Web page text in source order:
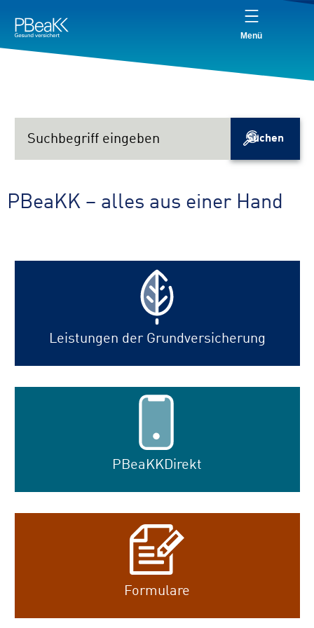
springen
springen
Verweis
zur
Menü
eingeben
Suchen
PBeaKK – alles aus einer Hand
Leistungen der Grundversicherung
PBeaKKDirekt
Formulare